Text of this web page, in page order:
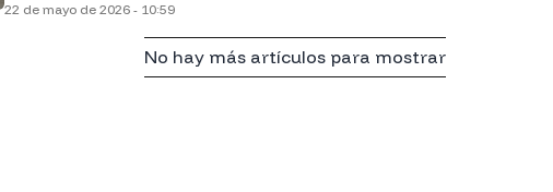
22 de mayo de 2026 - 10:59
No hay más artículos para mostrar